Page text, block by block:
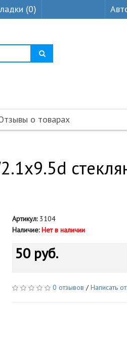
(0)
о товарах
Артикул:3104
Наличие: Нет в наличии
50 руб.
0 отзывов /Написать